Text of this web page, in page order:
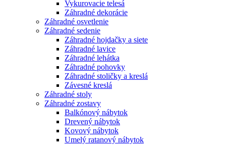
Vykurovacie telesá
Záhradné dekorácie
Záhradné osvetlenie
Záhradné sedenie
Záhradné hojdačky a siete
Záhradné lavice
Záhradné lehátka
Záhradné pohovky
Záhradné stoličky a kreslá
Závesné kreslá
Záhradné stoly
Záhradné zostavy
Balkónový nábytok
Drevený nábytok
Kovový nábytok
Umelý ratanový nábytok